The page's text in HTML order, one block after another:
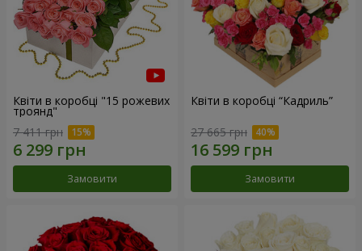
Квіти в коробці "15 рожевих
троянд"
7 411 грн
Замовити
Квіти в коробці “Кадриль”
27 665 грн
Замовити